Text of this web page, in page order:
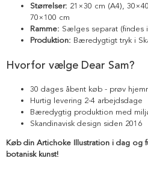
Størrelser: 21×30 cm (A4),
70×100 cm
Ramme: Sælges separat (findes
Produktion: Bæredygtigt tryk i
Hvorfor vælge Dear Sam?
30 dages åbent køb - prøv
Hurtig levering 2-4 arbejdsdage
Bæredygtig produktion med
Skandinavisk design siden 2016
Køb din Artichoke Illustration i dag og
botanisk kunst!